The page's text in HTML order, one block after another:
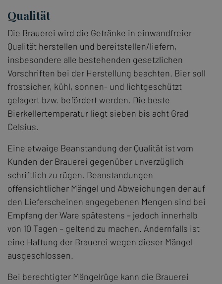
Qualität
Die Brauerei wird die Getränke in einwandfreier
Qualität herstellen und bereitstellen/liefern,
insbesondere alle bestehenden gesetzlichen
Vorschriften bei der Herstellung beachten. Bier soll
frostsicher, kühl, sonnen- und lichtgeschützt
gelagert bzw. befördert werden. Die beste
Bierkellertemperatur liegt sieben bis acht Grad
Celsius.
Eine etwaige Beanstandung der Qualität ist vom
Kunden der Brauerei gegenüber unverzüglich
schriftlich zu rügen. Beanstandungen
offensichtlicher Mängel und Abweichungen der auf
den Lieferscheinen angegebenen Mengen sind bei
Empfang der Ware spätestens – jedoch innerhalb
von 10 Tagen – geltend zu machen. Andernfalls ist
eine Haftung der Brauerei wegen dieser Mängel
ausgeschlossen.
Bei berechtigter Mängelrüge kann die Brauerei